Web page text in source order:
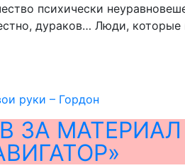
психически
дураков… Люди,
руки – Гордон
ЗА